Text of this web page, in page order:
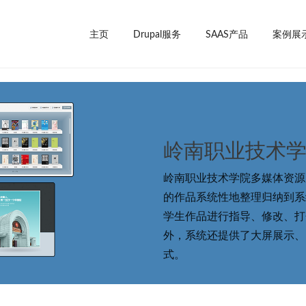
主页 Drupal服务 SAAS产品 案例展
岭南职业技术
岭南职业技术学院多媒体资
的作品系统性地整理归纳到
学生作品进行指导、修改、
外，系统还提供了大屏展示
式。